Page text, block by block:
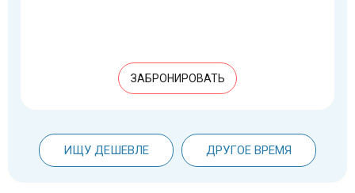
ЗАБРОНИРОВАТЬ
ИЩУ ДЕШЕВЛЕ ДРУГОЕ ВРЕМЯ